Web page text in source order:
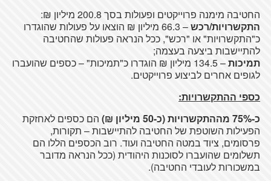
החטיבה מימנה פרוייקטים ופעולות בסך 200.8 מיליון ₪:
התקשרויות/רכש
– 66.3 מיליון ₪ הוצאו על פעולות שהוגדרו
כ"התקשרויות" או "רכש", ככל הנראה פעולות שהחטיבה
להתיישבות ביצעה בעצמה;
תמיכות
– 134.5 מיליון ₪ הוגדרו כ"תמיכות" – כספים שהועברו
לגופים אחרים לביצוע פרוייקטים.
כספי ההתקשרויות:
כ-75% מההתקשרויות (כ-50 מיליון ₪)
הם כספים לאחזקת
הפעילות השוטפת של החטיבה להתיישבות – תקורות,
פרסומים, ציוד במטה החטיבה ועוד. רוב הכספים הללו הם
תשלומים שהועברו לסוכנות היהודית (ככל הנראה מדובר
במשכורות לעובדי החטיבה).